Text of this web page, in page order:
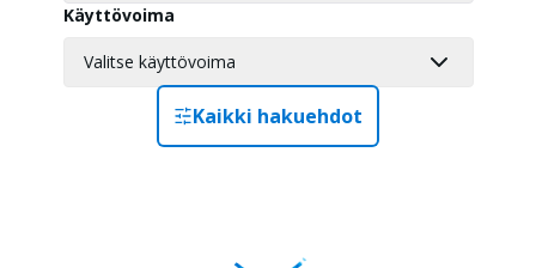
Käyttövoima
Valitse käyttövoima
Kaikki hakuehdot